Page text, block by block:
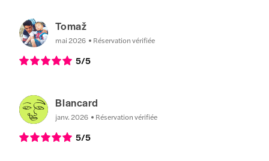
Tomaž
mai 2026 Réservation vérifiée
5/5
Blancard
janv. 2026 Réservation vérifiée
5/5